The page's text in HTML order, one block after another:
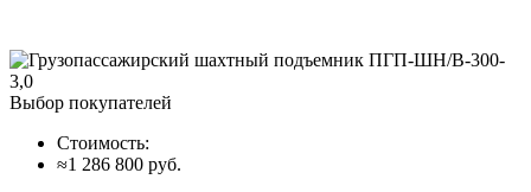
Выбор покупателей
Стоимость:
≈1 286 800 руб.